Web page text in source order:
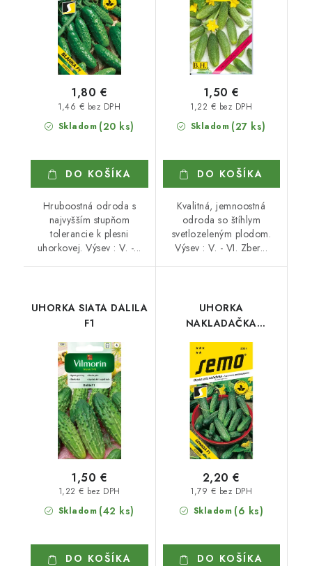
Skladom (20 ks)
1,46 € bez DPH
1,80 €
DO KOŠÍKA
Hruboostná odroda s
najvyšším stupňom
tolerancie k plesni
uhorkovej. Výsev : V. -...
Skladom (27 ks)
1,22 € bez DPH
1,50 €
DO KOŠÍKA
Kvalitná, jemnoostná
odroda so štíhlym
svetlozeleným plodom.
Výsev : V. - VI. Zber...
UHORKA SIATA DALILA
F1
Skladom (42 ks)
1,22 € bez DPH
1,50 €
DO KOŠÍKA
UHORKA
NAKLADAČKA
Skladom (6 ks)
1,79 € bez DPH
2,20 €
DO KOŠÍKA